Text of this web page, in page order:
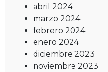
abril 2024
marzo 2024
febrero 2024
enero 2024
diciembre 2023
noviembre 2023